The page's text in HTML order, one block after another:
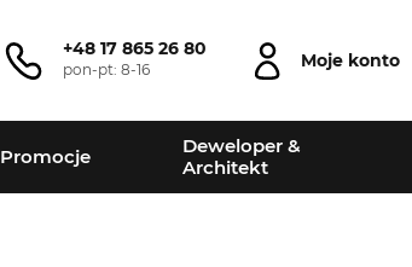
+48 17 865 26 80
pon-pt: 8-16 Moje konto
Promocje
Deweloper &
Architekt